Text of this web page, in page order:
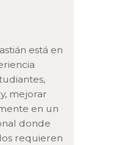
está en
mejorar
en un
donde
requieren